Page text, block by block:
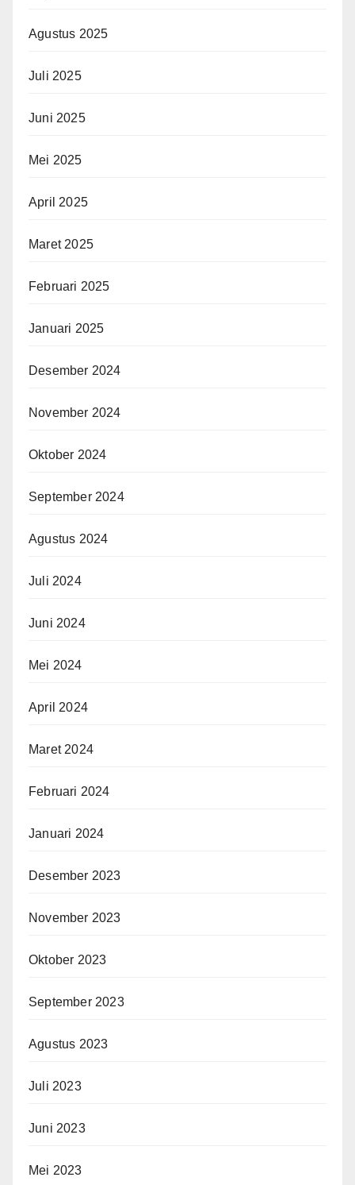
Agustus 2025
Juli 2025
Juni 2025
Mei 2025
April 2025
Maret 2025
Februari 2025
Januari 2025
Desember 2024
November 2024
Oktober 2024
September 2024
Agustus 2024
Juli 2024
Juni 2024
Mei 2024
April 2024
Maret 2024
Februari 2024
Januari 2024
Desember 2023
November 2023
Oktober 2023
September 2023
Agustus 2023
Juli 2023
Juni 2023
Mei 2023